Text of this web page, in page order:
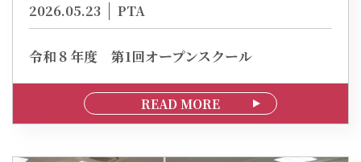
2026.05.23 PTA
令和８年度 第1回オープンスクール
READ MORE